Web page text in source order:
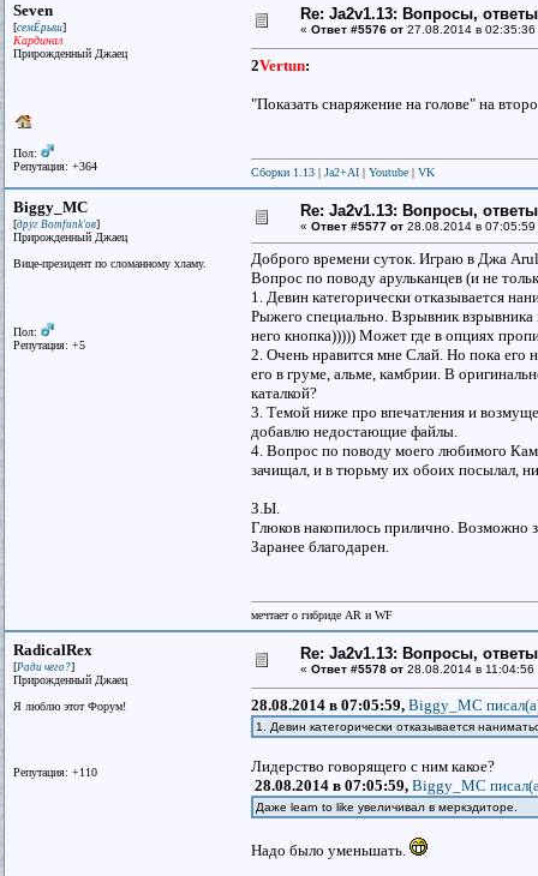
Seven
[семЁрыш]
Кардинал
Прирожденный Джаец
Пол:
Репутация: +364
Re: Ja2v1.13: Вопросы,
« Ответ #5576 от 27.08.2014 в 02:35:36
2Vertun:
"Показать снаряжение на голове" на
Сборки 1.13 | Ja2+AI | Youtube | VK
Biggy_MC
[друг Bomfunk'ов]
Прирожденный Джаец
Вице-президент по сломанному хламу.
Пол:
Репутация: +5
Re: Ja2v1.13: Вопросы,
« Ответ #5577 от 28.08.2014 в 07:05:59
Доброго времени суток. Играю в Джа
Вопрос по поводу арульканцев (и не
1. Девин категорически отказывается
Рыжего специально. Взрывник
него кнопка))))) Может где в опциях
2. Очень нравится мне Слай. Но пока его
его в груме, альме, камбрии. В
каталкой?
3. Темой ниже про впечатления и
добавлю недостающие файлы.
4. Вопрос по поводу моего любимого
зачищал, и в тюрьму их обоих посылал,
З.Ы.
Глюков накопилось прилично. Возможно
Заранее благодарен.
мечтает о гибриде AR и WF
RadicalRex
[Ради чего?]
Прирожденный Джаец
Я люблю этот Форум!
Репутация: +110
Re: Ja2v1.13: Вопросы,
« Ответ #5578 от 28.08.2014 в 11:04:56
28.08.2014 в 07:05:59, Biggy_MC
1. Девин категорически отказывается
Лидерство говорящего с ним какое?
28.08.2014 в 07:05:59, Biggy_MC
Даже learn to like увеличивал в меркэдиторе.
Надо было уменьшать.